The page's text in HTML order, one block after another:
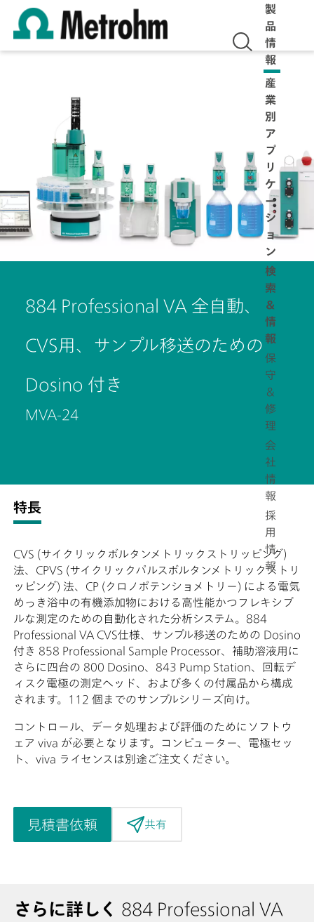
製
品
情
報
産
業
別
ア
プ
リ
ケ
ー
シ
ョ
ン
検
索
＆
情
報
保
守
＆
修
理
会
社
情
報
採
用
情
報
884 Professional VA 全自動、
CVS用、サンプル移送のための
Dosino 付き
MVA-24
特長
CVS (サイクリックボルタンメトリックストリッピング)
法、CPVS (サイクリックパルスボルタンメトリックストリ
ッピング) 法、CP (クロノポテンショメトリー) による電気
めっき浴中の有機添加物における高性能かつフレキシブ
ルな測定のための自動化された分析システム。884
Professional VA CVS仕様、サンプル移送のための Dosino
付き 858 Professional Sample Processor、補助溶液用に
さらに四台の 800 Dosino、843 Pump Station、回転デ
ィスク電極の測定ヘッド、および多くの付属品から構成
されます。112 個までのサンプルシリーズ向け。
コントロール、データ処理および評価のためにソフトウ
ェア viva が必要となります。コンピューター、電極セッ
ト、viva ライセンスは別途ご注文ください。
見積書依頼 共有
さらに詳しく 884 Professional VA